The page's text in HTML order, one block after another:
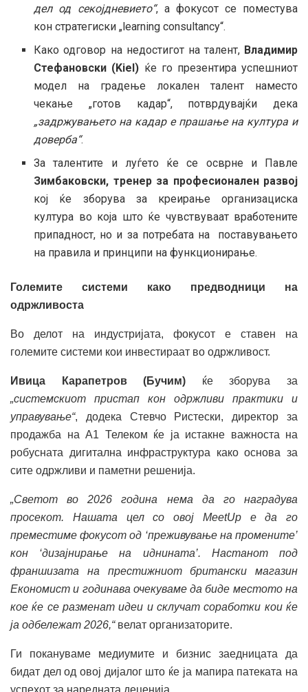
дел од секојдневието“, а фокусот се поместува
кон стратегиски „learning consultancy“.
Како одговор на недостигот на талент, Владимир
Стефановски (Kiel) ќе го презентира успешниот
модел на градење локален талент наместо
чекање „готов кадар“, потврдувајќи дека
„задржувањето на кадар е прашање на култура и
доверба“.
За талентите и луѓето ќе се осврне и Павле
Зимбаковски, тренер за професионален развој
кој ќе зборува за креирање организациска
култура во која што ќе чувствуваат вработените
припадност, но и за потребата на поставувањето
на правила и принципи на функционирање.
Големите системи како предводници на
одржливоста
Во делот на индустријата, фокусот е ставен на
големите системи кои инвестираат во одржливост.
Ивица Карапетров (Бучим) ќе зборува за
„системскиот пристап кон одржливи практики и
управување“, додека Стевчо Ристески, директор за
продажба на A1 Телеком ќе ја истакнe важноста на
робусната дигитална инфраструктура како основа за
сите одржливи и паметни решенија.
„Светот во 2026 година нема да го наградува
просекот. Нашата цел со овој MeetUp е да го
преместиме фокусот од ‘преживување на промените’
кон ‘дизајнирање на иднината’. Настанот под
франшизата на престижниот британски магазин
Економист и годинава очекуваме да биде местото на
кое ќе се разменат идеи и склучат соработки кои ќе
ја одбележат 2026,“ велат организаторите.
Ги покануваме медиумите и бизнис заедницата да
бидат дел од овој дијалог што ќе ја мапира патеката на
успехот за наредната деценија.